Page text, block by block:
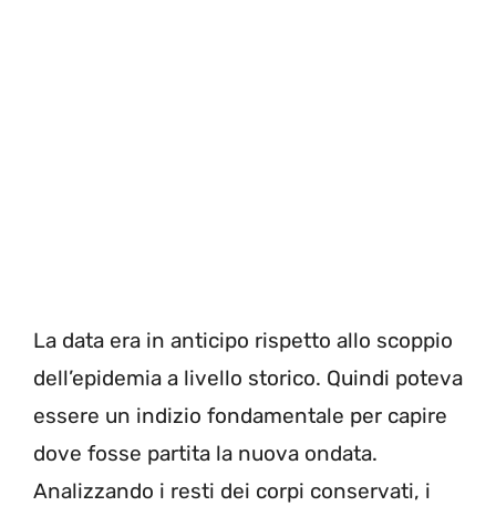
La data era in anticipo rispetto allo scoppio
dell’epidemia a livello storico. Quindi poteva
essere un indizio fondamentale per capire
dove fosse partita la nuova ondata.
Analizzando i resti dei corpi conservati, i